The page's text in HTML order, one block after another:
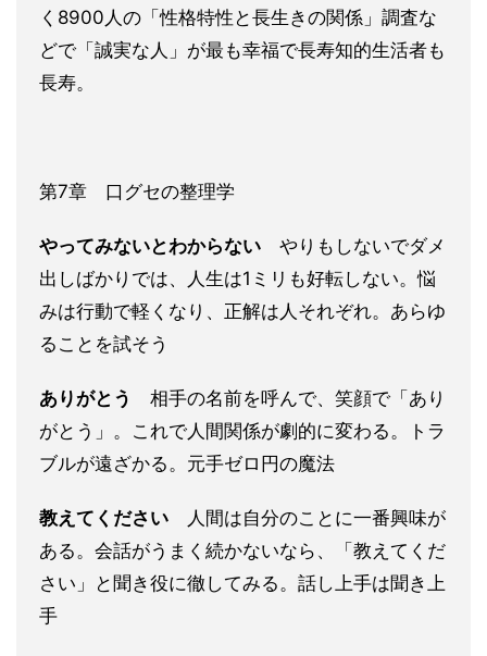
く8900人の「性格特性と長生きの関係」調査な
どで「誠実な人」が最も幸福で長寿知的生活者も
長寿。
第7章 口グセの整理学
やってみないとわからない やりもしないでダメ
出しばかりでは、人生は1ミリも好転しない。悩
みは行動で軽くなり、正解は人それぞれ。あらゆ
ることを試そう
ありがとう 相手の名前を呼んで、笑顔で「あり
がとう」。これで人間関係が劇的に変わる。トラ
ブルが遠ざかる。元手ゼロ円の魔法
教えてください
人間は自分のことに一番興味が
ある。会話がうまく続かないなら、「教えてくだ
さい」と聞き役に徹してみる。話し上手は聞き上
手